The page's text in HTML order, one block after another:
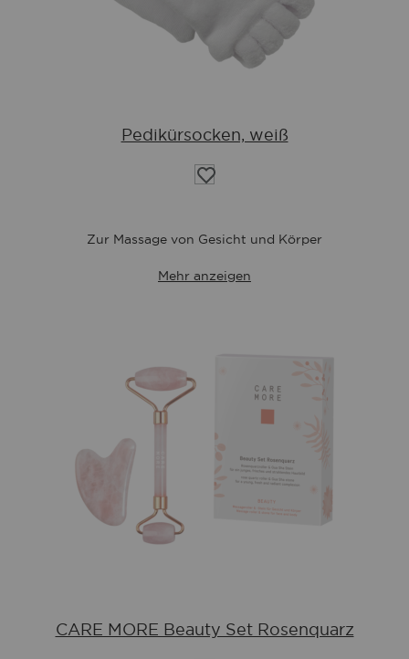
Pedikürsocken, weiß
Auf
die
Zur Massage von Gesicht und Körper
Mehr anzeigen
CARE MORE Beauty Set Rosenquarz